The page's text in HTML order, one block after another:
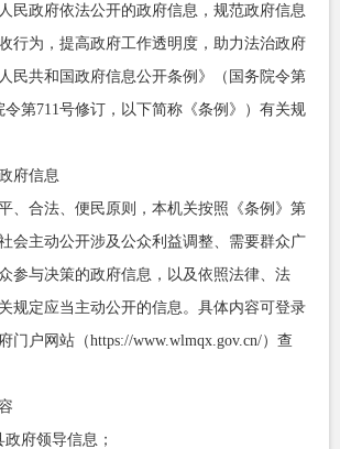
民政府依法公开的政府信息，规范政府信息
行为，提高政府工作透明度，助力法治政府
民共和国政府信息公开条例》（国务院令第
令第711号修订，以下简称《条例》）有关规
府信息
、合法、便民原则，本机关按照《条例》第
会主动公开涉及公众利益调整、需要群众广
参与决策的政府信息，以及依照法律、法
规定应当主动公开的信息。具体内容可登录
门户网站（https://www.wlmqx.gov.cn/）查
府领导信息；